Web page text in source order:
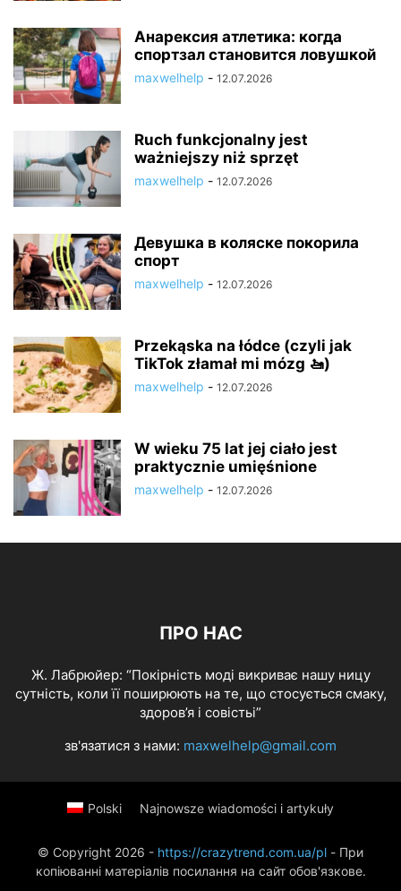
Анарексия атлетика: когда
спортзал становится ловушкой
maxwelhelp - 12.07.2026
Ruch funkcjonalny jest
ważniejszy niż sprzęt
maxwelhelp - 12.07.2026
Девушка в коляске покорила
спорт
maxwelhelp - 12.07.2026
Przekąska na łódce (czyli jak
TikTok złamał mi mózg 🚤)
maxwelhelp - 12.07.2026
W wieku 75 lat jej ciało jest
praktycznie umięśnione
maxwelhelp - 12.07.2026
ПРО НАС
Ж. Лабрюйер: “Покірність моді викриває нашу ницу
сутність, коли її поширюють на те, що стосується смаку,
здоров’я і совістьі”
зв'язатися з нами: maxwelhelp@gmail.com
Polski Najnowsze wiadomości i artykuły
© Copyright 2026 - https://crazytrend.com.ua/pl - При
копіюванні матеріалів посилання на сайт обов'язкове.